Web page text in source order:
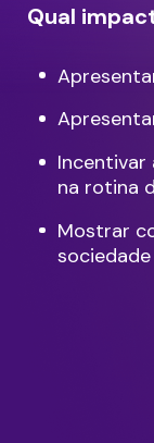
Qual
Incentivar
na rotina
Mostrar
sociedade